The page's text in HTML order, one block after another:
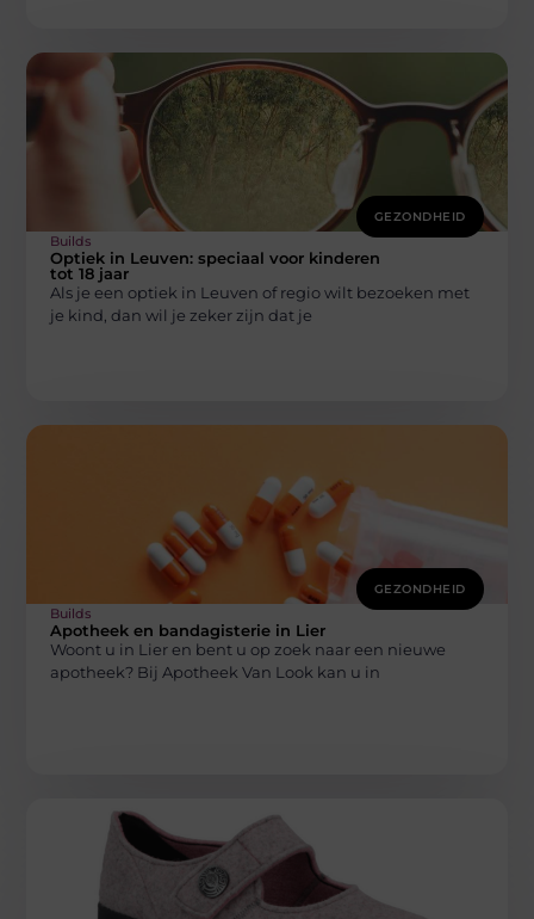
GEZONDHEID
Builds
Optiek in Leuven: speciaal voor kinderen
tot 18 jaar
Als je een optiek in Leuven of regio wilt bezoeken met
je kind, dan wil je zeker zijn dat je
GEZONDHEID
Builds
Apotheek en bandagisterie in Lier
Woont u in Lier en bent u op zoek naar een nieuwe
apotheek? Bij Apotheek Van Look kan u in